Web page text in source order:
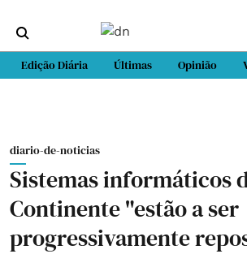
Edição Diária Últimas Opinião
diario-de-noticias
Sistemas informáticos
Continente "estão a ser
progressivamente